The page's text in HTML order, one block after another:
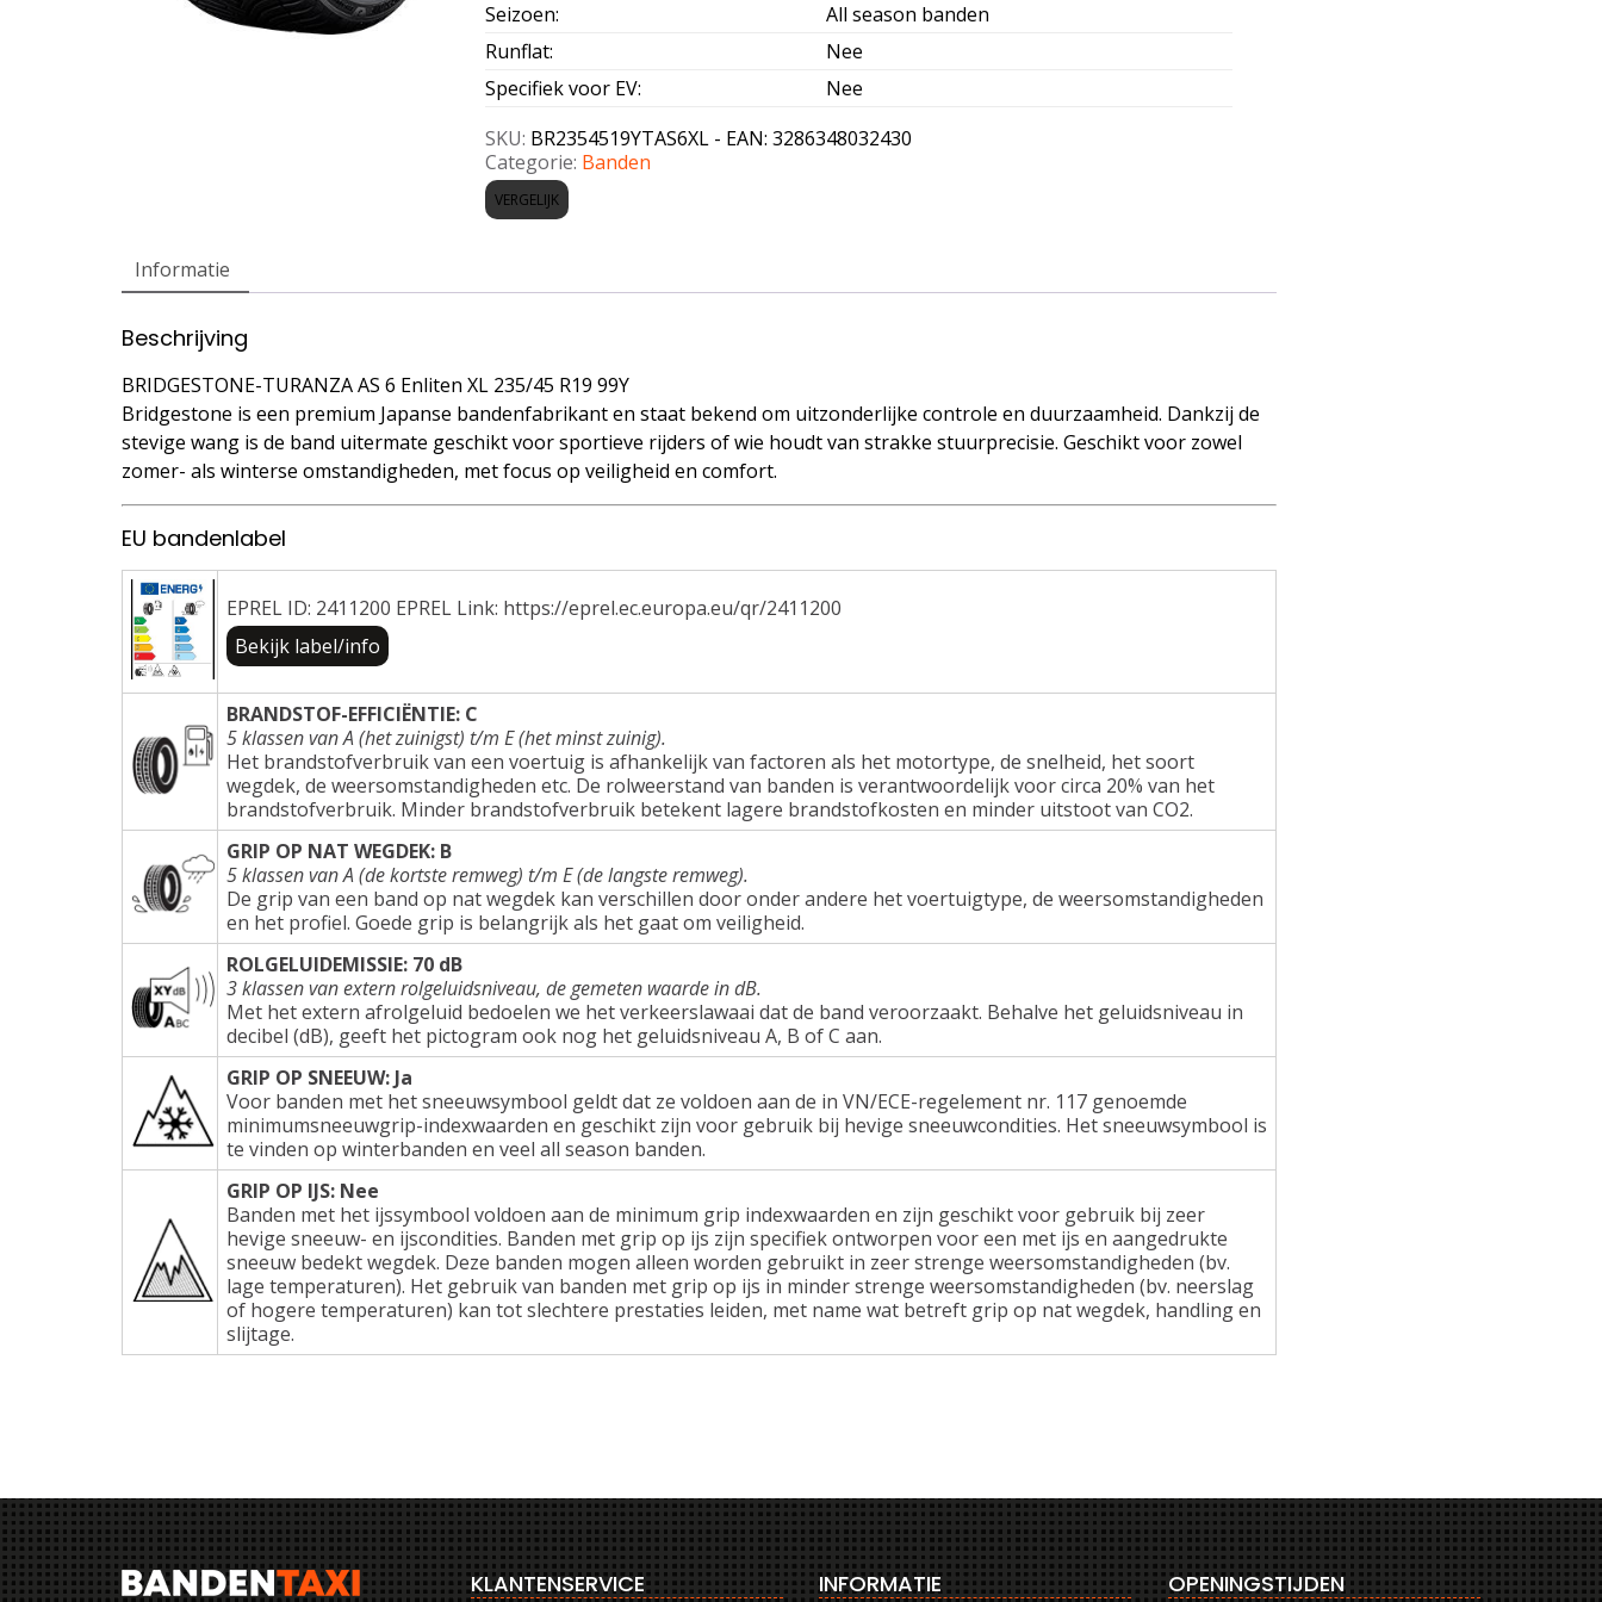
Seizoen:
All season banden
Runflat:
Nee
Specifiek voor EV:
Nee
SKU: BR2354519YTAS6XL - EAN: 3286348032430
Categorie: Banden
VERGELIJK
Informatie
Beschrijving
BRIDGESTONE-TURANZA AS 6 Enliten XL 235/45 R19 99Y
Bridgestone is een premium Japanse bandenfabrikant en staat bekend om uitzonderlijke controle en duurzaamheid. Dankzij de
stevige wang is de band uitermate geschikt voor sportieve rijders of wie houdt van strakke stuurprecisie. Geschikt voor zowel
zomer- als winterse omstandigheden, met focus op veiligheid en comfort.
EU bandenlabel
EPREL ID: 2411200 EPREL Link: https://eprel.ec.europa.eu/qr/2411200
Bekijk label/info
BRANDSTOF-EFFICIËNTIE: C
5 klassen van A (het zuinigst) t/m E (het minst zuinig).
Het brandstofverbruik van een voertuig is afhankelijk van factoren als het motortype, de snelheid, het soort
wegdek, de weersomstandigheden etc. De rolweerstand van banden is verantwoordelijk voor circa 20% van het
brandstofverbruik. Minder brandstofverbruik betekent lagere brandstofkosten en minder uitstoot van CO2.
GRIP OP NAT WEGDEK: B
5 klassen van A (de kortste remweg) t/m E (de langste remweg).
De grip van een band op nat wegdek kan verschillen door onder andere het voertuigtype, de weersomstandigheden
en het profiel. Goede grip is belangrijk als het gaat om veiligheid.
ROLGELUIDEMISSIE: 70 dB
3 klassen van extern rolgeluidsniveau, de gemeten waarde in dB.
Met het extern afrolgeluid bedoelen we het verkeerslawaai dat de band veroorzaakt. Behalve het geluidsniveau in
decibel (dB), geeft het pictogram ook nog het geluidsniveau A, B of C aan.
GRIP OP SNEEUW: Ja
Voor banden met het sneeuwsymbool geldt dat ze voldoen aan de in VN/ECE-regelement nr. 117 genoemde
minimumsneeuwgrip-indexwaarden en geschikt zijn voor gebruik bij hevige sneeuwcondities. Het sneeuwsymbool is
te vinden op winterbanden en veel all season banden.
GRIP OP IJS: Nee
Banden met het ijssymbool voldoen aan de minimum grip indexwaarden en zijn geschikt voor gebruik bij zeer
hevige sneeuw- en ijscondities. Banden met grip op ijs zijn specifiek ontworpen voor een met ijs en aangedrukte
sneeuw bedekt wegdek. Deze banden mogen alleen worden gebruikt in zeer strenge weersomstandigheden (bv.
lage temperaturen). Het gebruik van banden met grip op ijs in minder strenge weersomstandigheden (bv. neerslag
of hogere temperaturen) kan tot slechtere prestaties leiden, met name wat betreft grip op nat wegdek, handling en
slijtage.
KLANTENSERVICE INFORMATIE OPENINGSTIJDEN